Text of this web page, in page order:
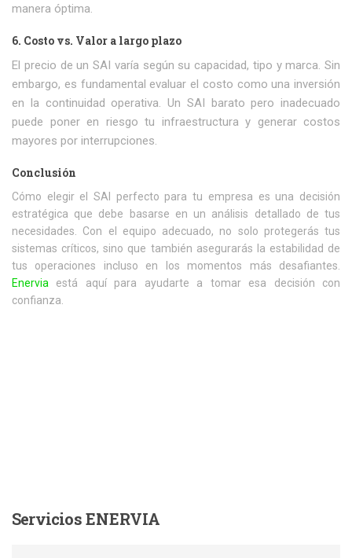
manera óptima.
6. Costo vs. Valor a largo plazo
El precio de un SAI varía según su capacidad, tipo y marca. Sin
embargo, es fundamental evaluar el costo como una inversión
en la continuidad operativa. Un SAI barato pero inadecuado
puede poner en riesgo tu infraestructura y generar costos
mayores por interrupciones.
Conclusión
Cómo elegir el SAI perfecto para tu empresa es una decisión
estratégica que debe basarse en un análisis detallado de tus
necesidades. Con el equipo adecuado, no solo protegerás tus
sistemas críticos, sino que también asegurarás la estabilidad de
tus operaciones incluso en los momentos más desafiantes.
Enervia está aquí para ayudarte a tomar esa decisión con
confianza.
ServiciosENERVIA